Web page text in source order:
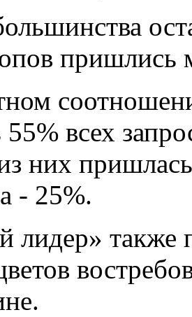
всех
них
- 25%.
лидер» также